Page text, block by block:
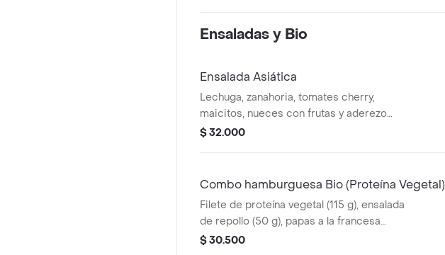
Ensaladas y Bio
Ensalada Asiática
Lechuga, zanahoria, tomates cherry,
maicitos, nueces con frutas y aderezo
sésamo. Elige tu proteína entre nuggets
$ 32.000
Combo hamburguesa Bio (Proteína Vegetal)
Filete de proteína vegetal (115 g), ensalada
de repollo (50 g), papas a la francesa
mediana (60 g) y gaseosa (325 ml).
$ 30.500